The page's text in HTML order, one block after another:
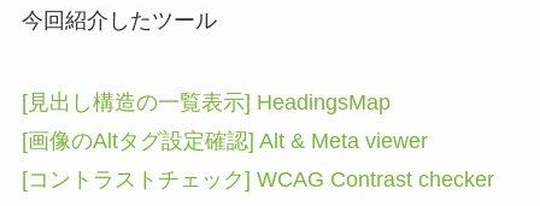
今回紹介したツール
[見出し構造の一覧表示] HeadingsMap
[画像のAltタグ設定確認] Alt & Meta viewer
[コントラストチェック] WCAG Contrast checker